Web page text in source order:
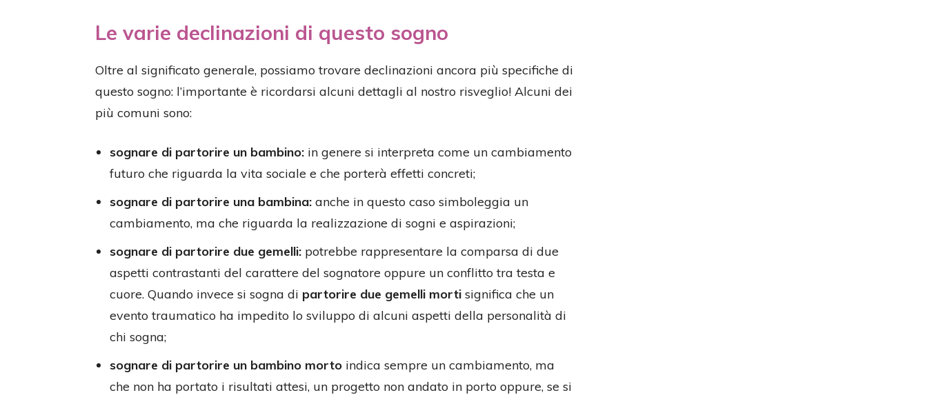
Le varie declinazioni di questo sogno
Oltre al significato generale, possiamo trovare declinazioni ancora più specifiche di
questo sogno: l’importante è ricordarsi alcuni dettagli al nostro risveglio! Alcuni dei
più comuni sono:
sognare di partorire un bambino: in genere si interpreta come un cambiamento
futuro che riguarda la vita sociale e che porterà effetti concreti;
sognare di partorire una bambina: anche in questo caso simboleggia un
cambiamento, ma che riguarda la realizzazione di sogni e aspirazioni;
sognare di partorire due gemelli: potrebbe rappresentare la comparsa di due
aspetti contrastanti del carattere del sognatore oppure un conflitto tra testa e
cuore. Quando invece si sogna di partorire due gemelli morti significa che un
evento traumatico ha impedito lo sviluppo di alcuni aspetti della personalità di
chi sogna;
sognare di partorire un bambino morto indica sempre un cambiamento, ma
che non ha portato i risultati attesi, un progetto non andato in porto oppure, se si